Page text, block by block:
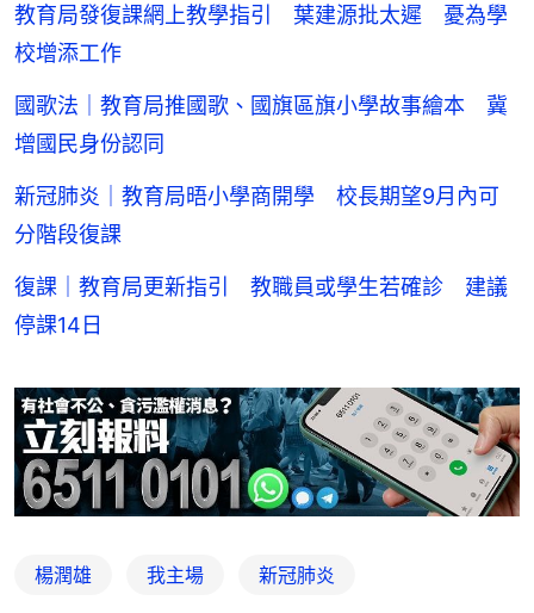
教育局發復課網上教學指引 葉建源批太遲 憂為學
校增添工作
國歌法｜教育局推國歌、國旗區旗小學故事繪本 冀
增國民身份認同
新冠肺炎｜教育局晤小學商開學 校長期望9月內可
分階段復課
復課｜教育局更新指引 教職員或學生若確診 建議
停課14日
楊潤雄 我主場 新冠肺炎